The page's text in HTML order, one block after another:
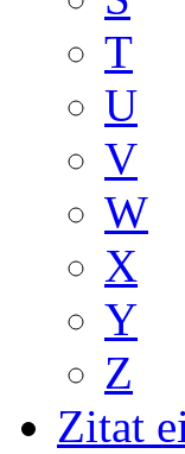
T
U
V
W
X
Y
Z
Zitat